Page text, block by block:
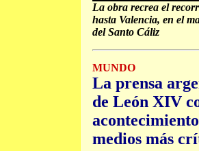
La obra recrea el
hasta Valencia, en el
del Santo Cáliz
MUNDO
La prensa
de León XIV
medios más